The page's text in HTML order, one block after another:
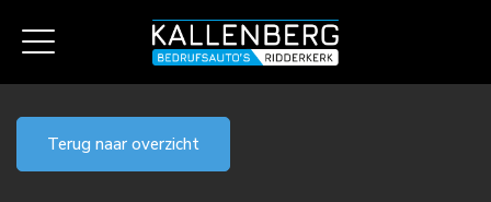
Terug naar overzicht